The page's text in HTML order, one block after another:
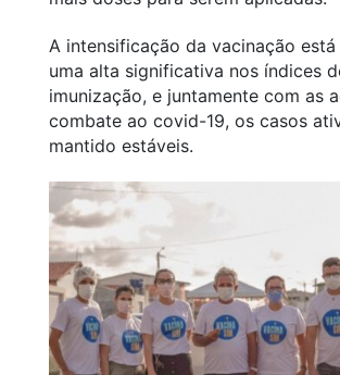
A intensificação da vacinação está
uma alta significativa nos índices
imunização, e juntamente com as
combate ao covid-19, os casos
mantido estáveis.